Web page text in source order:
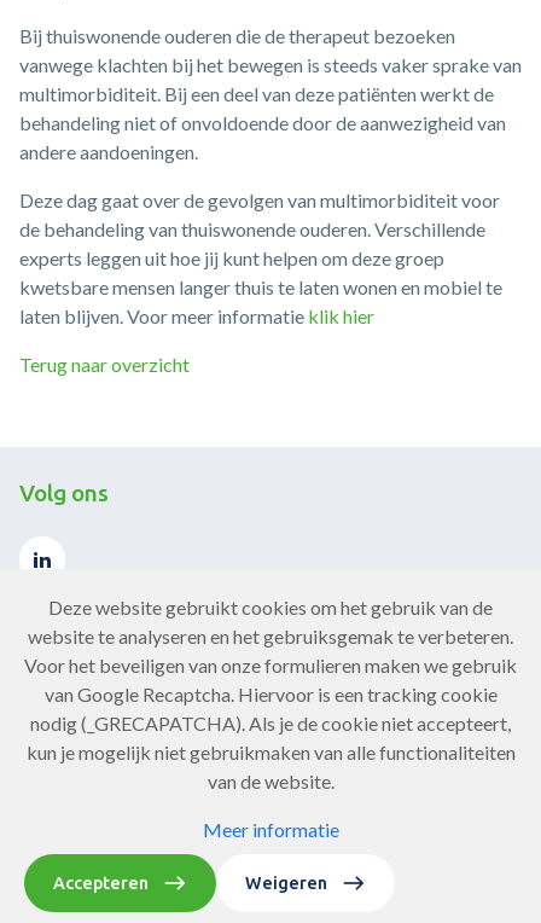
Bij thuiswonende ouderen die de therapeut bezoeken
vanwege klachten bij het bewegen is steeds vaker sprake van
multimorbiditeit. Bij een deel van deze patiënten werkt de
behandeling niet of onvoldoende door de aanwezigheid van
andere aandoeningen.
Deze dag gaat over de gevolgen van multimorbiditeit voor
de behandeling van thuiswonende ouderen. Verschillende
experts leggen uit hoe jij kunt helpen om deze groep
kwetsbare mensen langer thuis te laten wonen en mobiel te
laten blijven. Voor meer informatie klik hier
Terug naar overzicht
Volg ons
Contact
Neem contact op
Copyright Chronisch ZorgNet 2026
Privacy statement
Website door Softmedia
Deze website gebruikt cookies om het gebruik van de
website te analyseren en het gebruiksgemak te verbeteren.
Voor het beveiligen van onze formulieren maken we gebruik
van Google Recaptcha. Hiervoor is een tracking cookie
nodig (_GRECAPATCHA). Als je de cookie niet accepteert,
kun je mogelijk niet gebruikmaken van alle functionaliteiten
van de website.
Meer informatie
Accepteren Weigeren